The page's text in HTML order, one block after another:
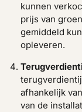
kunnen
prijs van
gemiddeld
opleveren.
afhankelijk
van de